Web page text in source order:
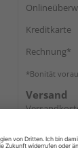
Kreditkarte
Rechnung*
*Bonität
Versand